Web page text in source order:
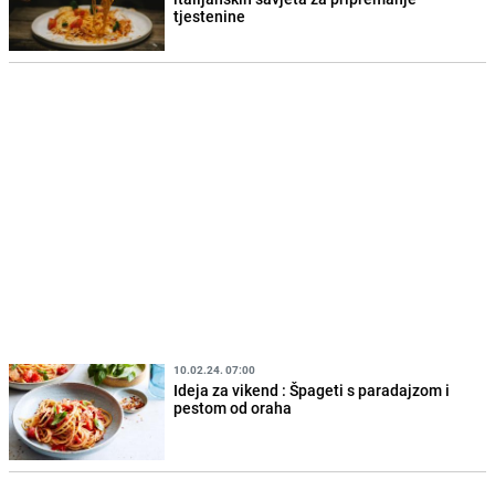
tjestenine
10.02.24. 07:00
Ideja za vikend : Špageti s paradajzom i
pestom od oraha